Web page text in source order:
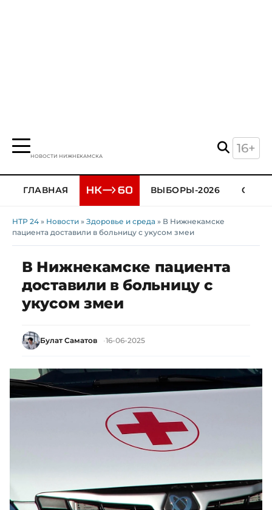
НОВОСТИ НИЖНЕКАМСКА
16+
ГЛАВНАЯ ВЫБОРЫ-2026
НТР 24 » Новости » Здоровье и среда » В Нижнекамске
пациента доставили в больницу с укусом змеи
В Нижнекамске пациента
доставили в больницу с
укусом змеи
Булат Саматов 16-06-2025